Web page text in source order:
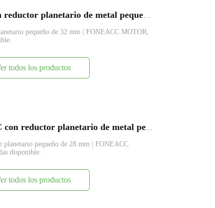
PG32-395 Motor eléctrico de CC con reductor planetario de metal pequeño de 32 mm
pequeño de 32 mm | FONEACC MOTOR,
todos los productos
PG28-BL2838 Motor eléctrico de CC con reductor planetario de metal pequeño de 28 mm
planetario pequeño de 28 mm | FONEACC
disponible.
todos los productos